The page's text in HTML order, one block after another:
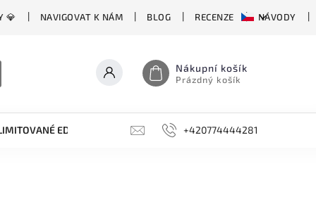
💎 NAVIGOVAT K NÁM BLOG RECENZE NÁVODY
Nákupní košík
Prázdný košík
EDICE BROUSKY, BRUSKY, OCÍLKY
+420774444281